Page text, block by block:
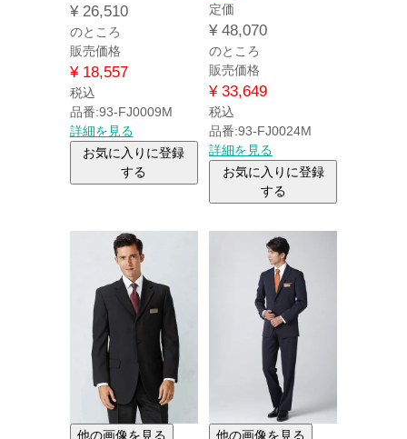
¥ 26,510
のところ
販売価格
¥ 18,557
税込
品番:93-FJ0009M
詳細を見る
お気に入りに登録
する
定価
¥ 48,070
のところ
販売価格
¥ 33,649
税込
品番:93-FJ0024M
詳細を見る
お気に入りに登録
する
他の画像を見る 他の画像を見る